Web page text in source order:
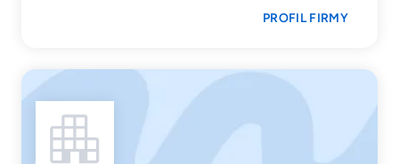
PROFIL FIRMY